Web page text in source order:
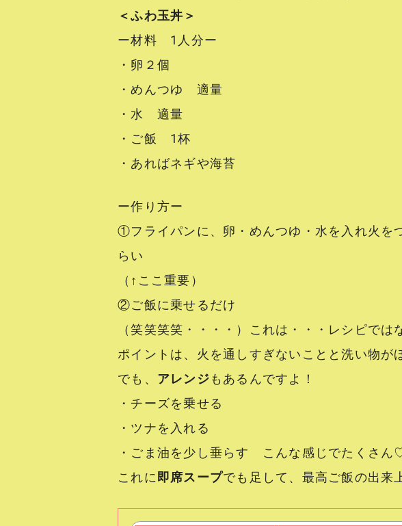
＜ふわ玉丼＞
ー材料 1人分ー
・卵２個
・めんつゆ 適量
・水 適量
・ご飯 1杯
・あればネギや海苔
ー作り方ー
①フライパンに、卵・めんつゆ・水を入れ火を
らい
（↑ここ重要）
②ご飯に乗せるだけ
（笑笑笑笑・・・・）これは・・・レシピでは
ポイントは、火を通しすぎないことと洗い物
でも、 アレンジもあるんですよ！
・チーズを乗せる
・ツナを入れる
・ごま油を少し垂らす こんな感じでたくさん
これに即席スープでも足して、最高ご飯の出来